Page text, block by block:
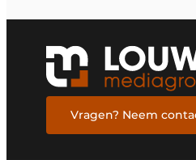
Vragen? Neem